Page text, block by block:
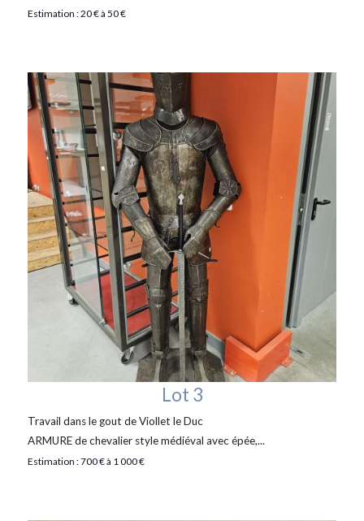
Estimation : 20 € à 50 €
Lot 3
Travail dans le gout de Viollet le Duc
ARMURE de chevalier style médiéval avec épée,...
Estimation : 700 € à 1 000 €